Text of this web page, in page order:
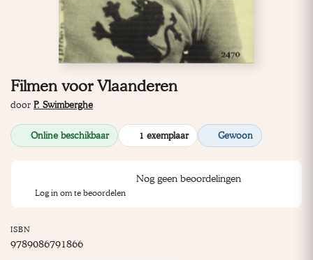
Filmen voor Vlaanderen
door P. Swimberghe
Online beschikbaar 1 exemplaar Gewoon
Nog geen beoordelingen
Log in om te beoordelen
ISBN
9789086791866